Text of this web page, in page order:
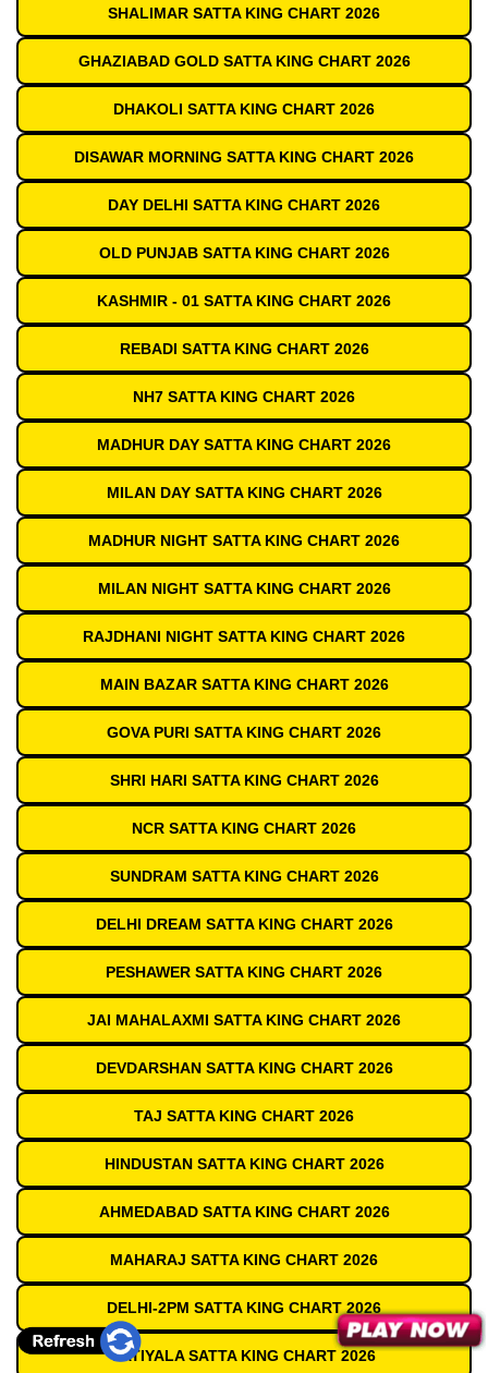
SHALIMAR SATTA KING CHART 2026
GHAZIABAD GOLD SATTA KING CHART 2026
DHAKOLI SATTA KING CHART 2026
DISAWAR MORNING SATTA KING CHART 2026
DAY DELHI SATTA KING CHART 2026
OLD PUNJAB SATTA KING CHART 2026
KASHMIR - 01 SATTA KING CHART 2026
REBADI SATTA KING CHART 2026
NH7 SATTA KING CHART 2026
MADHUR DAY SATTA KING CHART 2026
MILAN DAY SATTA KING CHART 2026
MADHUR NIGHT SATTA KING CHART 2026
MILAN NIGHT SATTA KING CHART 2026
RAJDHANI NIGHT SATTA KING CHART 2026
MAIN BAZAR SATTA KING CHART 2026
GOVA PURI SATTA KING CHART 2026
SHRI HARI SATTA KING CHART 2026
NCR SATTA KING CHART 2026
SUNDRAM SATTA KING CHART 2026
DELHI DREAM SATTA KING CHART 2026
PESHAWER SATTA KING CHART 2026
JAI MAHALAXMI SATTA KING CHART 2026
DEVDARSHAN SATTA KING CHART 2026
TAJ SATTA KING CHART 2026
HINDUSTAN SATTA KING CHART 2026
AHMEDABAD SATTA KING CHART 2026
MAHARAJ SATTA KING CHART 2026
DELHI-2PM SATTA KING CHART 2026
PATIYALA SATTA KING CHART 2026